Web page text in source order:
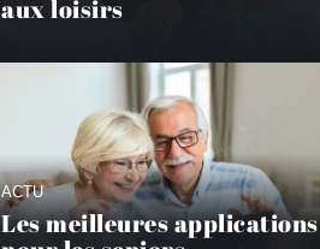
aux loisirs
ACTU
Les meilleures applications